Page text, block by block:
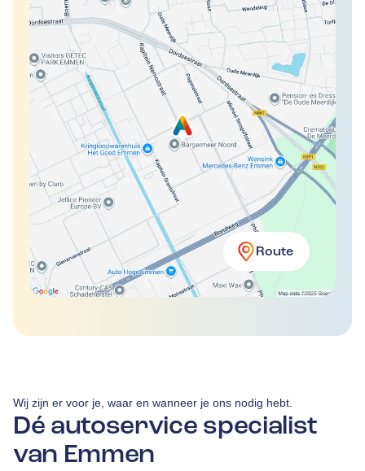
Route
Dé autoservice specialist
van Emmen
Wij zijn er voor je, waar en wanneer je ons nodig hebt.